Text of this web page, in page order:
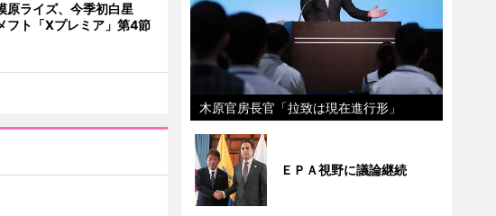
原ライズ、今季初白星
フト「Xプレミア」第4節
木原官房長官「拉致は現在進行形」
ＥＰＡ視野に議論継続